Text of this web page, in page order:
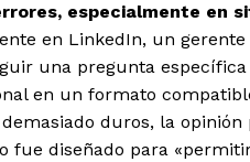
especialmente en
en LinkedIn, un
una pregunta
en un formato
duros, la
fue diseñado para